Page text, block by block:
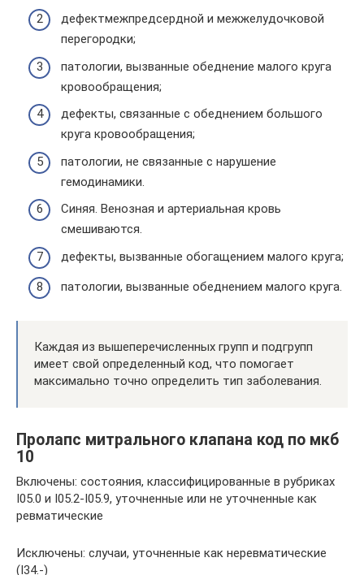
дефектмежпредсердной и межжелудочковой
перегородки;
патологии, вызванные обеднение малого круга
кровообращения;
дефекты, связанные с обеднением большого
круга кровообращения;
патологии, не связанные с нарушение
гемодинамики.
Синяя. Венозная и артериальная кровь
смешиваются.
дефекты, вызванные обогащением малого круга;
патологии, вызванные обеднением малого круга.
Каждая из вышеперечисленных групп и подгрупп
имеет свой определенный код, что помогает
максимально точно определить тип заболевания.
Пролапс митрального клапана код по мкб
10
Включены: состояния, классифицированные в рубриках
I05.0 и I05.2-I05.9, уточненные или не уточненные как
ревматические
Исключены: случаи, уточненные как неревматические
(I34.-)